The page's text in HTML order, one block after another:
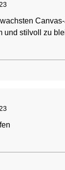
und stilvoll zu